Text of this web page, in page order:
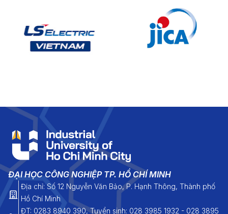
ĐẠI HỌC CÔNG NGHIỆP TP. HỒ CHÍ MINH
Địa chỉ: Số 12 Nguyễn Văn Bảo, P. Hạnh Thông, Thành phố
Hồ Chí Minh
ĐT: 0283 8940 390, Tuyển sinh: 028 3985 1932 - 028 3895